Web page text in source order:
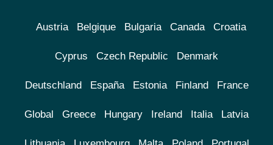
Austria Belgique Bulgaria Canada Croatia
Cyprus Czech Republic Denmark
Deutschland España Estonia Finland France
Global Greece Hungary Ireland Italia Latvia